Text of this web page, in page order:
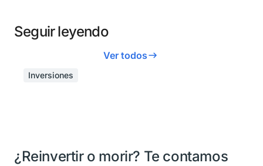
Seguir leyendo
Ver todos
Inversiones
¿Reinvertir o morir? Te contamos